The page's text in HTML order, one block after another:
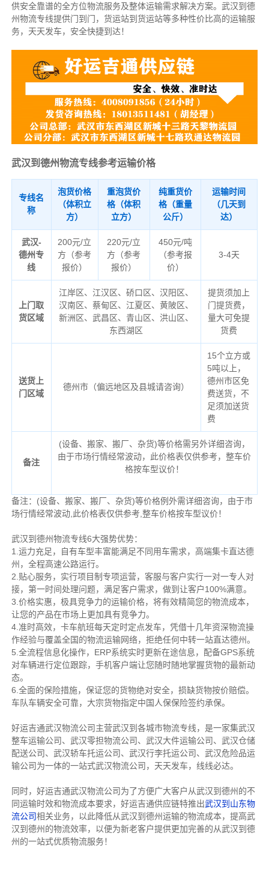
供安全靠谱的全方位物流服务及整体运输需求解决方案。武汉到德
州物流专线提供门到门，货运站到货运站等多种性价比高的运输服
务，天天发车，安全快捷到达！
武汉到德州物流专线参考运输价格
专线名
称
泡货价格
（体积立
方）
重泡货价
格（体积
立方）
纯重货价
格（重量
公斤）
运输时间
（几天到
达）
武汉-
德州专
线
200元/立
方（参考
报价）
220元/立
方（参考
报价）
450元/吨
（参考报
价）
3-4天
上门取
货区域
江岸区、江汉区、硚口区、汉阳区、
汉南区、蔡甸区、江夏区、黄陂区、
新洲区、武昌区、青山区、洪山区、
东西湖区
提货须加上
门提货费，
量大可免提
货费
送货上
门区域
德州市（偏远地区及县城请咨询）
15个立方或
5吨以上，
德州市区免
费送货，不
足须加送货
费
备注
(设备、搬家、搬厂、杂货)等价格需另外详细咨询，
由于市场行情经常波动，此价格表仅供参考，整车价
格按车型议价！
备注：(设备、搬家、搬厂、杂货)等价格例外需详细咨询，由于市
场行情经常波动,此价格表仅供参考,整车价格按车型议价！
武汉到德州物流专线6大强势优势：
1.运力充足，自有车型丰富能满足不同用车需求，高端集卡直达德
州，全程高速公路运行。
2.贴心服务，实行项目制专项运营，客服与客户实行一对一专人对
接，第一时间处理问题，满足客户需求，做到让客户100%满意。
3.价格实惠，极具竞争力的运输价格，将有效精简您的物流成本，
让您的产品在市场上更加具有竞争力。
4.准时高效，卡车航班每天定时定点发车，凭借十几年资深物流操
作经验与覆盖全国的物流运输网络，拒绝任何中转一站直达德州。
5.全流程信息化操作，ERP系统实时更新在途信息，配备GPS系统
对车辆进行定位跟踪，手机客户端让您随时随地掌握货物的最新动
态。
6.全面的保险措施，保证您的货物绝对安全，损缺货物按价赔偿。
车队车辆安全可靠，大宗货物指定中国人保保险签约承保。
好运吉通武汉物流公司主营武汉到各城市物流专线，是一家集武汉
整车运输公司、武汉零担物流公司、武汉大件运输公司、武汉仓储
配送公司、武汉轿车托运公司、武汉行李托运公司、武汉危险品运
输公司为一体的一站式武汉物流公司，天天发车，线线必达。
同时，好运吉通武汉物流公司为了方便广大客户从武汉到德州的不
同运输时效和物流成本要求，好运吉通供应链特推出武汉到山东物
流公司相关业务，以此降低从武汉到德州运输的物流成本，提高武
汉到德州的物流效率，以便为新老客户提供更加完善的从武汉到德
州的一站式优质物流服务！